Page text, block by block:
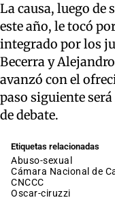
La causa, luego de
este año, le tocó
integrado por los
Becerra y
avanzó con el
paso siguiente
de debate.
Etiquetas relacionadas
abuso-sexual
Cámara Nacional de
CNCCC
oscar-ciruzzi